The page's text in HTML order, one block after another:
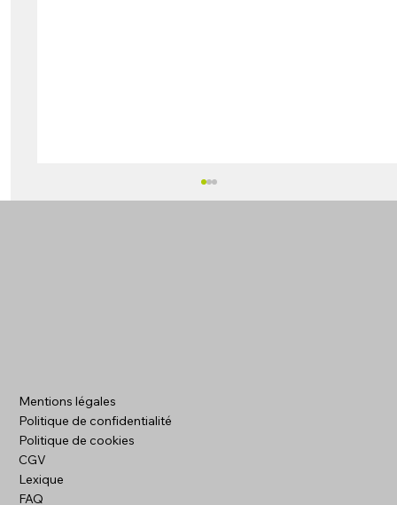
dans l'Oise pour trouver plus de
chantiers
Mentions légales
Politique de confidentialité
Politique de cookies
CGV
Lexique
FAQ